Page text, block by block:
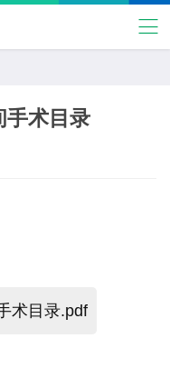
手术目录
术目录.pdf